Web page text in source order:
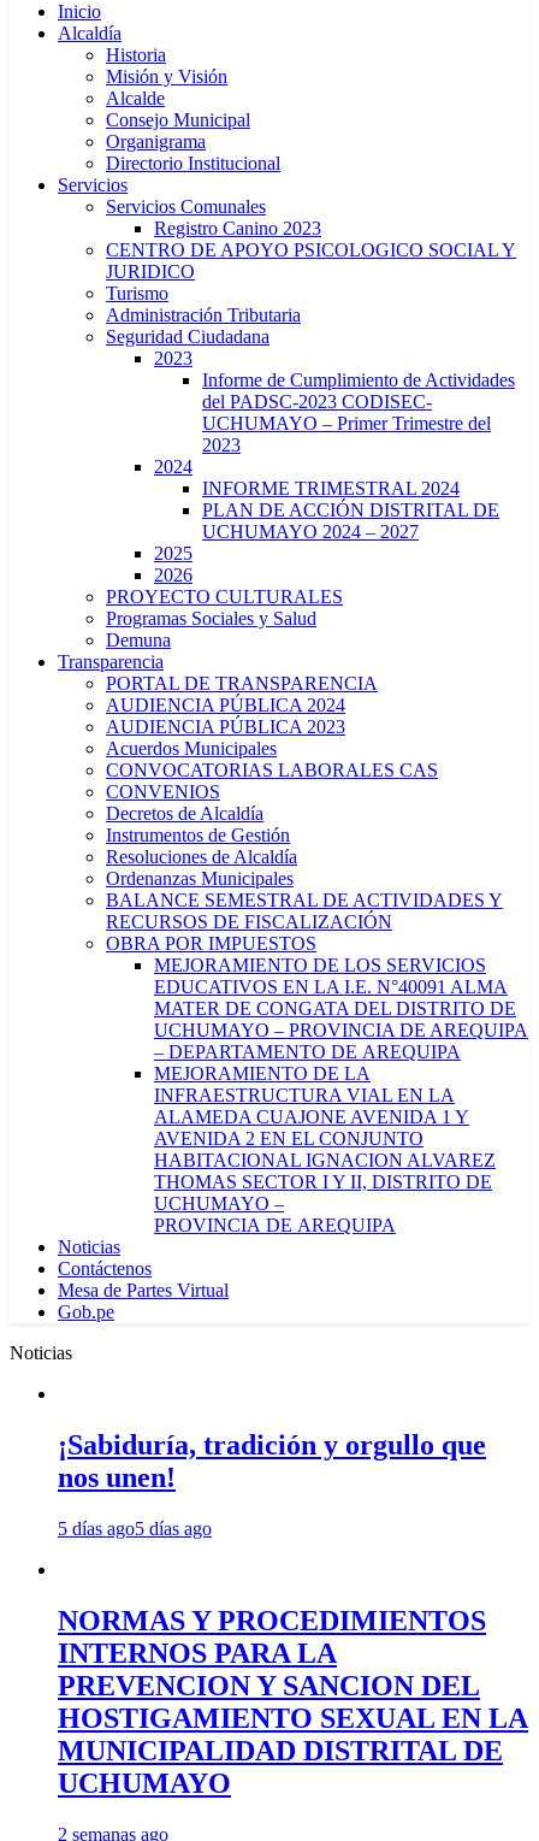
Inicio
Alcaldía
Historia
Misión y Visión
Alcalde
Consejo Municipal
Organigrama
Directorio Institucional
Servicios
Servicios Comunales
Registro Canino 2023
CENTRO DE APOYO PSICOLOGICO SOCIAL Y
JURIDICO
Turismo
Administración Tributaria
Seguridad Ciudadana
2023
Informe de Cumplimiento de Actividades
del PADSC-2023 CODISEC-
UCHUMAYO – Primer Trimestre del
2023
2024
INFORME TRIMESTRAL 2024
PLAN DE ACCIÓN DISTRITAL DE
UCHUMAYO 2024 – 2027
2025
2026
PROYECTO CULTURALES
Programas Sociales y Salud
Demuna
Transparencia
PORTAL DE TRANSPARENCIA
AUDIENCIA PÚBLICA 2024
AUDIENCIA PÚBLICA 2023
Acuerdos Municipales
CONVOCATORIAS LABORALES CAS
CONVENIOS
Decretos de Alcaldía
Instrumentos de Gestión
Resoluciones de Alcaldía
Ordenanzas Municipales
BALANCE SEMESTRAL DE ACTIVIDADES Y
RECURSOS DE FISCALIZACIÓN
OBRA POR IMPUESTOS
MEJORAMIENTO DE LOS SERVICIOS
EDUCATIVOS EN LA I.E. N°40091 ALMA
MATER DE CONGATA DEL DISTRITO DE
UCHUMAYO – PROVINCIA DE AREQUIPA
– DEPARTAMENTO DE AREQUIPA
MEJORAMIENTO DE LA
INFRAESTRUCTURA VIAL EN LA
ALAMEDA CUAJONE AVENIDA 1 Y
AVENIDA 2 EN EL CONJUNTO
HABITACIONAL IGNACION ALVAREZ
THOMAS SECTOR I Y II, DISTRITO DE
UCHUMAYO –
PROVINCIA DE AREQUIPA
Noticias
Contáctenos
Mesa de Partes Virtual
Gob.pe
Noticias
¡Sabiduría, tradición y orgullo que
nos unen!
5 días ago5 días ago
NORMAS Y PROCEDIMIENTOS
INTERNOS PARA LA
PREVENCION Y SANCION DEL
HOSTIGAMIENTO SEXUAL EN LA
MUNICIPALIDAD DISTRITAL DE
UCHUMAYO
2 semanas ago